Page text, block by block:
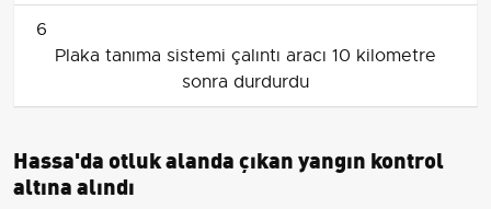
6
Plaka tanıma sistemi çalıntı aracı 10 kilometre
sonra durdurdu
Hassa'da otluk alanda çıkan yangın kontrol
altına alındı